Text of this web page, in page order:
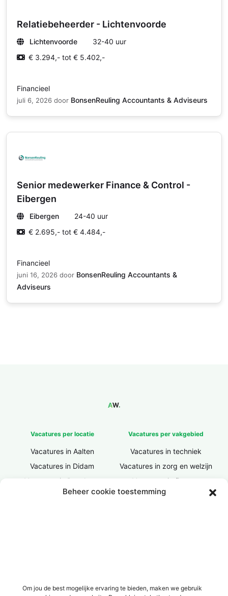
Beheer cookie toestemming
Om jou de best mogelijke ervaring te bieden, maken we gebruik
Relatiebeheerder - Lichtenvoorde
Lichtenvoorde
32-40 uur
€ 3.294,- tot € 5.402,-
Financieel
juli 6, 2026 door BonsenReuling Accountants & Adviseurs
Senior medewerker Finance & Control -
Eibergen
Eibergen
24-40 uur
€ 2.695,- tot € 4.484,-
Financieel
juni 16, 2026 door BonsenReuling Accountants &
Adviseurs
Vacatures per locatie
Vacatures in Aalten
Vacatures in Didam
Vacatures in Doesburg
Vacatures in Doetinchem
Vacatures in Varsseveld
Vacatures per vakgebied
Vacatures in techniek
Vacatures in zorg en welzijn
Vacatures in finance
Vacatures in ICT / IT